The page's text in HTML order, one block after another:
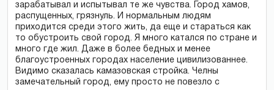
зарабатывал и испытывал те же чувства. Город хамов,
распущенных, грязнуль. И нормальным людям
приходится среди этого жить, да еще и стараться как
то обустроить свой город. Я много катался по стране и
много где жил. Даже в более бедных и менее
благоустроенных городах население цивилизованнее.
Видимо сказалась камазовская стройка. Челны
замечательный город, ему просто не повезло с